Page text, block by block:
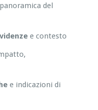
del
e contesto
e indicazioni di